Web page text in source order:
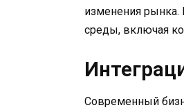
изменения рынка.
среды, включая
Современный